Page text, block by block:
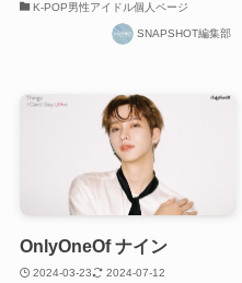
K-POP男性アイドル個人ページ
SNAPSHOT編集部
OnlyOneOf ナイン
2024-03-23
2024-07-12